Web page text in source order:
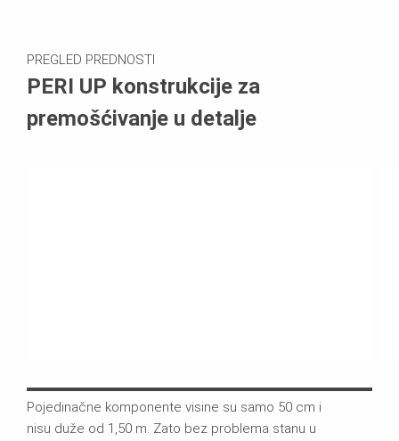
PREGLED PREDNOSTI
PERI UP konstrukcije za
premošćivanje u detalje
Pojedinačne komponente visine su samo 50 cm i
nisu duže od 1,50 m. Zato bez problema stanu u